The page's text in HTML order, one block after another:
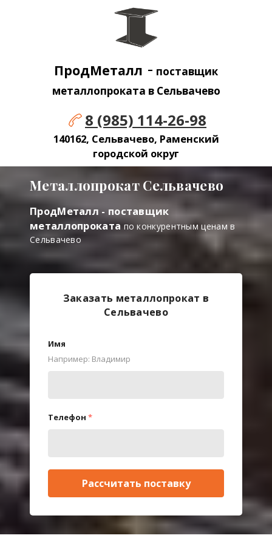
ПродМеталл - поставщик
металлопроката в Сельвачево
8 (985) 114-26-98
140162, Сельвачево, Раменский
городской округ
Металлопрокат Сельвачево
ПродМеталл - поставщик
металлопроката по конкурентным ценам в
Сельвачево
Заказать металлопрокат в
Сельвачево
Имя
Например: Владимир
Телефон *
Рассчитать поставку